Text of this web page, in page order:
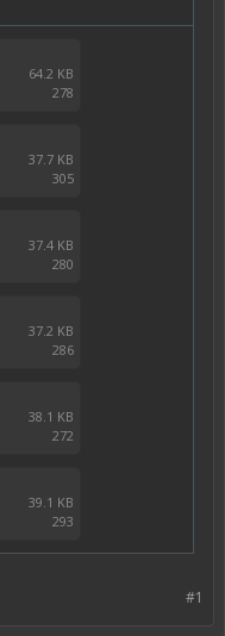
64.2 KB
278
37.7 KB
305
37.4 KB
280
37.2 KB
286
38.1 KB
272
39.1 KB
293
#1